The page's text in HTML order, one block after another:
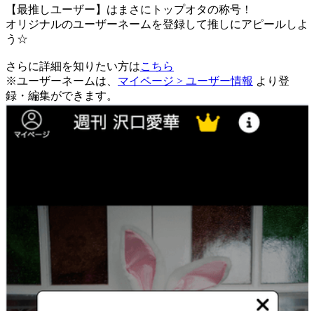
【最推しユーザー】はまさにトップオタの称号！
オリジナルのユーザーネームを登録して推しにアピールしよ
う☆
さらに詳細を知りたい方はこちら
※ユーザーネームは、 マイページ > ユーザー情報 より登
録・編集ができます。